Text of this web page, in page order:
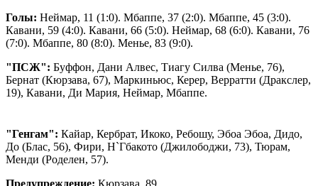
Голы: Неймар, 11 (1:0). Мбаппе, 37 (2:0). Мбаппе, 45 (3:0).
Кавани, 59 (4:0). Кавани, 66 (5:0). Неймар, 68 (6:0). Кавани, 76
(7:0). Мбаппе, 80 (8:0). Менье, 83 (9:0).
"ПСЖ": Буффон, Дани Алвес, Тиагу Силва (Менье, 76),
Бернат (Кюрзава, 67), Маркиньюс, Керер, Верратти (Дракслер,
19), Кавани, Ди Мария, Неймар, Мбаппе.
"Генгам": Кайар, Кербрат, Икоко, Ребошу, Эбоа Эбоа, Дидо,
До (Блас, 56), Фири, Н`Гбакото (Джилободжи, 73), Тюрам,
Менди (Роделен, 57).
Предупреждение: Кюрзава, 89.